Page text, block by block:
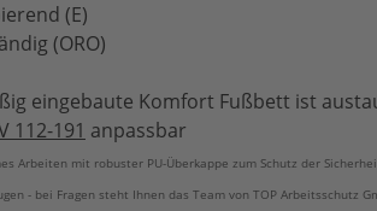
(E)
(ORO)
eingebaute Komfort Fußbett ist
112-191 anpassbar
Arbeiten mit robuster PU-Überkappe zum Schutz der
- bei Fragen steht Ihnen das Team von TOP Arbeitsschutz